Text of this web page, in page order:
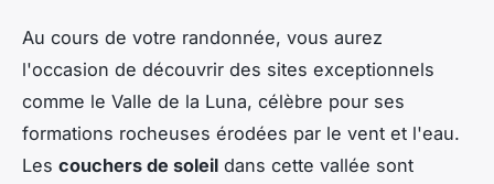
Au cours de votre randonnée, vous aurez
l'occasion de découvrir des sites exceptionnels
comme le Valle de la Luna, célèbre pour ses
formations rocheuses érodées par le vent et l'eau.
Les couchers de soleil dans cette vallée sont